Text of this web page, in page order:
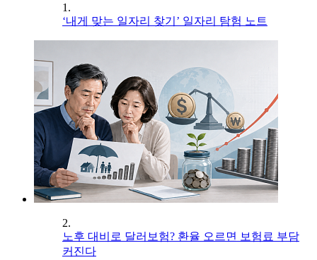
1.
‘내게 맞는 일자리 찾기’ 일자리 탐험 노트
2.
노후 대비로 달러보험? 환율 오르면 보험료 부담
커진다